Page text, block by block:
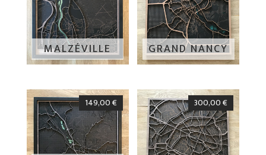
MALZÉVILLE GRAND NANCY
149,00€ 300,00€